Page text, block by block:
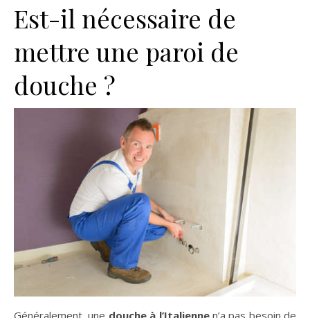
Est-il nécessaire de
mettre une paroi de
douche ?
Généralement, une douche à l’Italienne n’a pas besoin de